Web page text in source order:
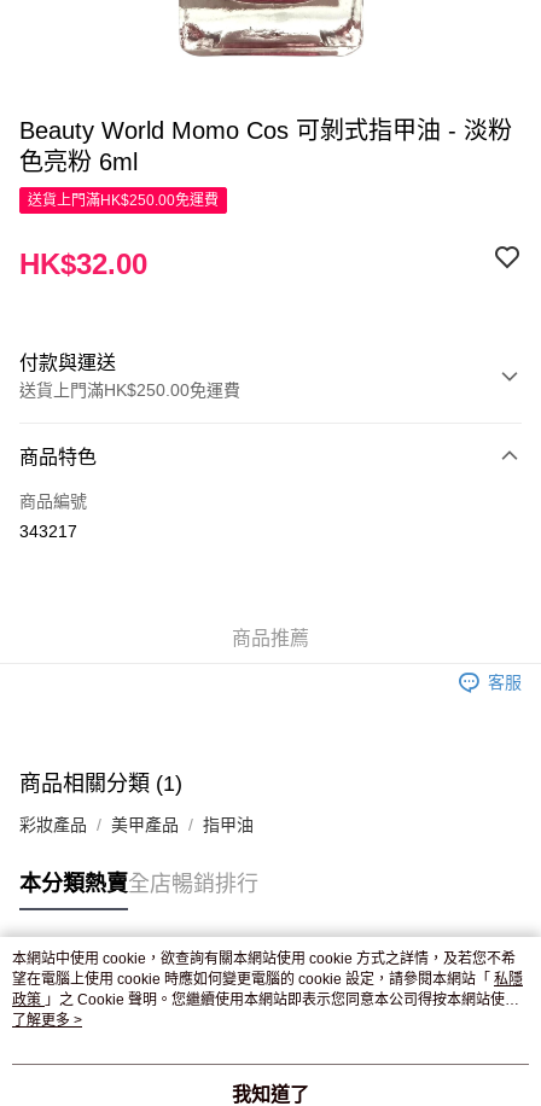
Beauty World Momo Cos 可剝式指甲油 - 淡粉
色亮粉 6ml
送貨上門滿HK$250.00免運費
HK$32.00
付款與運送
送貨上門滿HK$250.00免運費
信用卡
Apple Pay
付款後門市自取，訂單確認後2-4個工作天到店，7天內取。逾期後
商品特色
商品編號
343217
商品推薦
客服
商品相關分類 (1)
彩妝產品 美甲產品 指甲油
本分類熱賣全店暢銷排行
熱門標籤
熱銷排行
本網站中使用 cookie，欲查詢有關本網站使用 cookie 方式之詳情，及若您不希
望在電腦上使用 cookie 時應如何變更電腦的 cookie 設定，請參閱本網站「 私隱
政策 」之 Cookie 聲明。您繼續使用本網站即表示您同意本公司得按本網站使用
條款之 Cookie 聲明使用 cookie。
了解更多 >
我知道了